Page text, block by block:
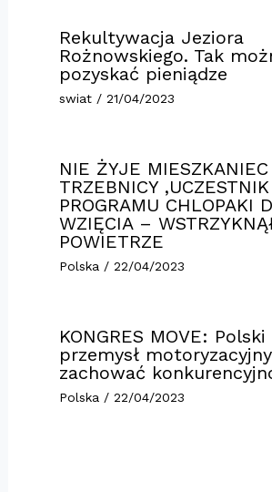
Rekultywacja Jeziora
Rożnowskiego. Tak
pozyskać pieniądze
swiat/ 21/04/2023
NIE ŻYJE MIESZKANIEC
TRZEBNICY ,UCZESTNIK
PROGRAMU CHLOPAKI
WZIĘCIA –
POWIETRZE
Polska / 22/04/2023
KONGRES MOVE: Polski
przemysł
zachować
Polska / 22/04/2023